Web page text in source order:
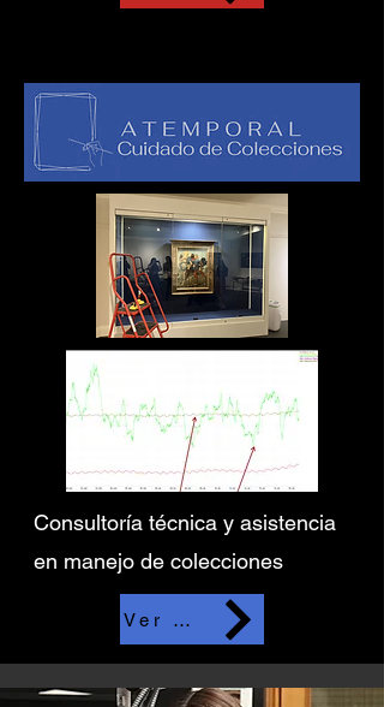
Consultoría técnica y asistencia
en manejo de colecciones
Ver más